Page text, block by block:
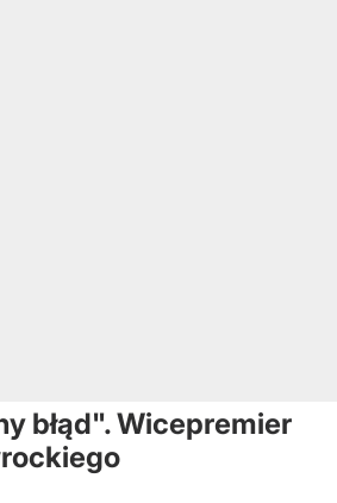
błąd". Wicepremier